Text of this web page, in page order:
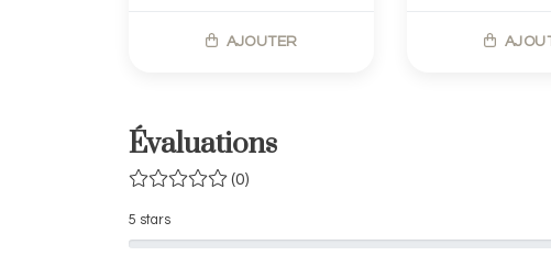
AJOUTER
Évaluations
(0)
5 stars